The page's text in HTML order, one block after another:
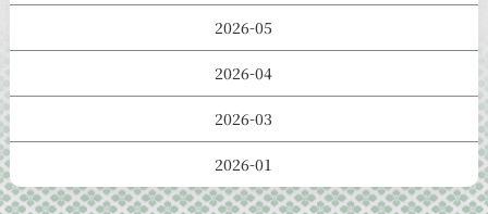
2026-05
2026-04
2026-03
2026-01